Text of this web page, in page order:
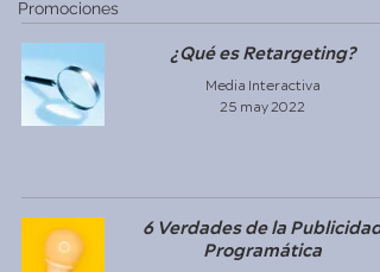
Promociones
¿Qué es Retargeting?
Media Interactiva
25 may 2022
6 Verdades de la Publicidad
Programática